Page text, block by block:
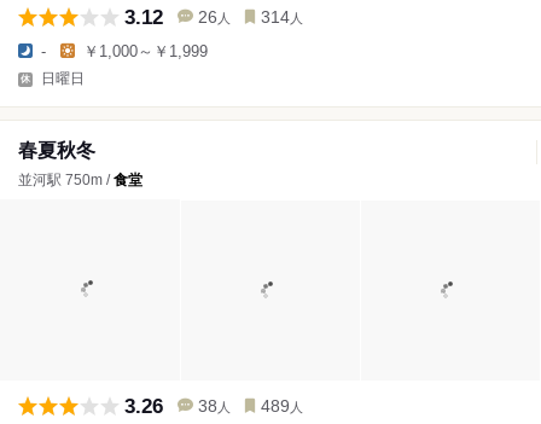
3.12 26 人 314 人
- ￥1,000～￥1,999
日曜日
春夏秋冬
並河駅 750m /食堂
3.26 38 人 489 人